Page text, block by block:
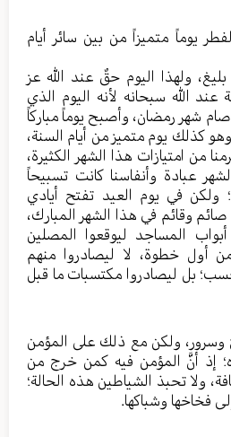
يوماً متميزاً من بين سائر أيام
ولهذا اليوم حقٌ عند الله عز
الله سبحانه لأنه اليوم الذي
شهر رمضان، وأصبح يوماً مباركاً
وهو كذلك يوم متميز من أيام السنة،
من امتيازات هذا الشهر الكثيرة،
عبادة وأنفاسنا كانت تسبيحاً
ولكن في يوم العيد تفتح أيادي
وقائم في هذا الشهر المبارك،
المساجد ليوقعوا المصلين
أول خطوة، لا ليصادروا منهم
بل ليصادروا مكتسبات ما قبل
وسرور، ولكن مع ذلك على المؤمن
إذ أنَّ المؤمن فيه كمن خرج من
ولا تحبذ الشياطين هذه الحالة؛
فخاخها وشباكها.